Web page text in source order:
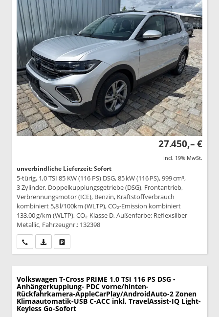
27.450,– €
incl. 19% MwSt.
unverbindliche Lieferzeit: Sofort
5-türig, 1,0 TSI 85 KW (116 PS) DSG, 85 kW (116 PS), 999 cm³,
3 Zylinder, Doppelkupplungsgetriebe (DSG), Frontantrieb,
Verbrennungsmotor (ICE), Benzin, Kraftstoffverbrauch
kombiniert 5,8 l/100km (WLTP), CO₂-Emission kombiniert
133.00 g/km (WLTP), CO₂-Klasse D, Außenfarbe: Reflexsilber
Metallic, Fahrzeugnr.: 132398
Wir rufen Sie anPDF-Datei, Fahrzeugexposé drucken
Volkswagen T-Cross PRIME 1,0 TSI 116 PS DSG -
Anhängerkupplung- PDC vorne/hinten-
Rückfahrkamera-AppleCarPlay/AndroidAuto-2 Zonen
Klimaautomatik-USB C-ACC inkl. TravelAssist-IQ Light-
Keyless Go-Sofort